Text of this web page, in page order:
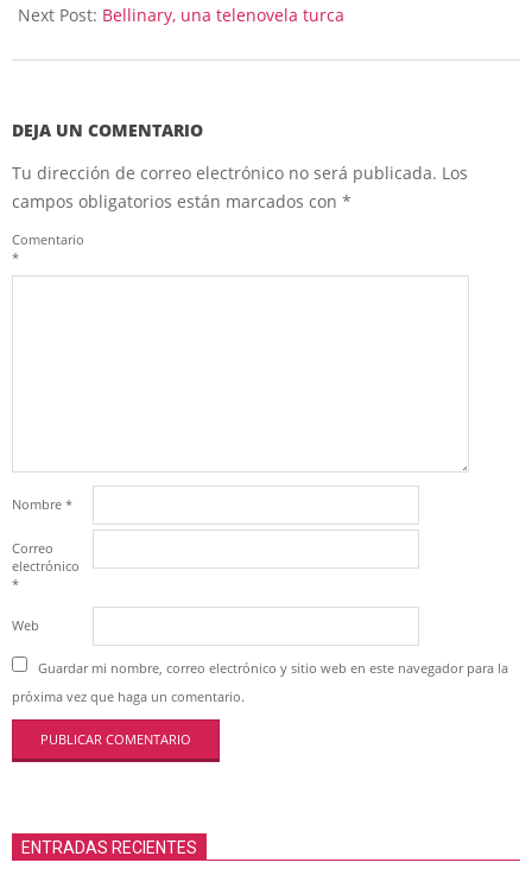
07
Next Post: Bellinary, una telenovela turca
DEJA UN COMENTARIO
Tu dirección de correo electrónico no será publicada. Los
campos obligatorios están marcados con *
Comentario
*
Nombre *
Correo
electrónico
*
Web
Guardar mi nombre, correo electrónico y sitio web en este navegador para la
próxima vez que haga un comentario.
ENTRADAS RECIENTES